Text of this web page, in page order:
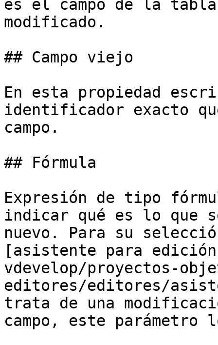
es el campo de la
modificado.
## Campo viejo
En esta propiedad
identificador exacto
campo.
## Fórmula
Expresión de tipo
indicar qué es lo que
nuevo. Para su
[asistente para
vdevelop/proyectos-
editores/editores/
trata de una
campo, este parámetro